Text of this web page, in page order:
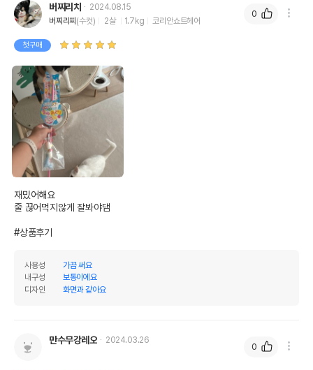
버찌리치
2024.08.15
버찌리찌(수컷) 2살 1.7kg 코리안쇼트헤어
첫구매
재밌어해요
줄 끊어먹지않게 잘봐야댐
#상품후기
사용성
가끔 써요
내구성
보통이에요
디자인
화면과 같아요
0
만수무강레오 2024.03.26
0